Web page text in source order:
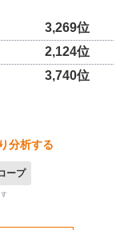
3,269位
2,124位
3,740位
分析する
ープ